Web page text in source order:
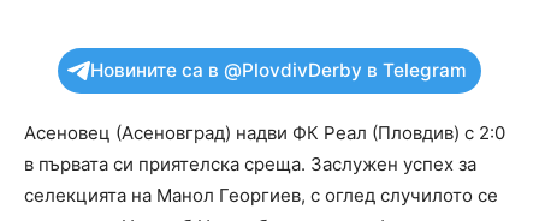
Новините са в @PlovdivDerby в Telegram
Асеновец (Асеновград) надви ФК Реал (Пловдив) с 2:0
в първата си приятелска среща. Заслужен успех за
селекцията на Манол Георгиев, с оглед случилото се